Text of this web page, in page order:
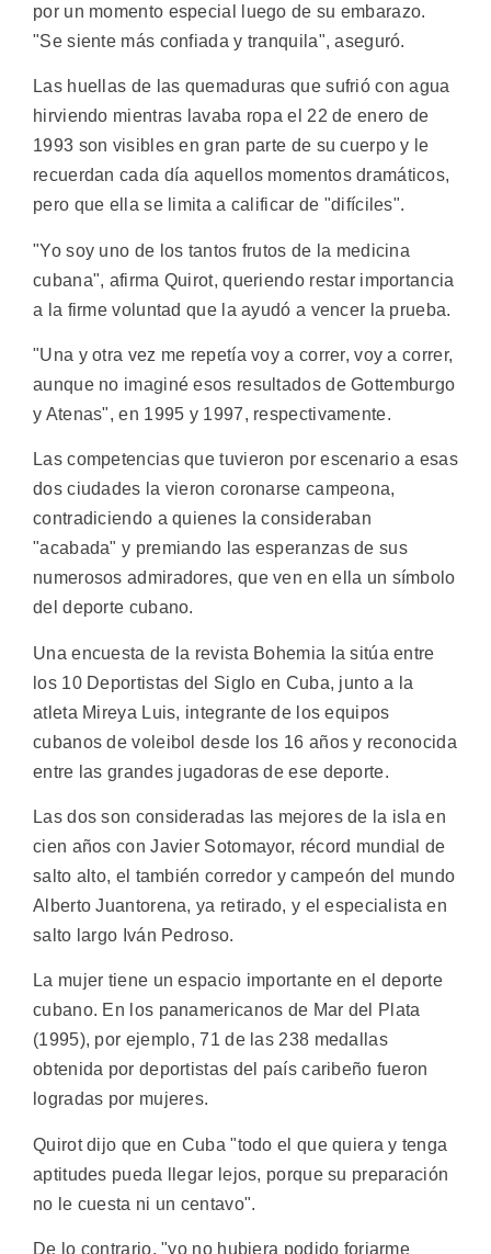
por un momento especial luego de su embarazo.
"Se siente más confiada y tranquila", aseguró.
Las huellas de las quemaduras que sufrió con agua
hirviendo mientras lavaba ropa el 22 de enero de
1993 son visibles en gran parte de su cuerpo y le
recuerdan cada día aquellos momentos dramáticos,
pero que ella se limita a calificar de "difíciles".
"Yo soy uno de los tantos frutos de la medicina
cubana", afirma Quirot, queriendo restar importancia
a la firme voluntad que la ayudó a vencer la prueba.
"Una y otra vez me repetía voy a correr, voy a correr,
aunque no imaginé esos resultados de Gottemburgo
y Atenas", en 1995 y 1997, respectivamente.
Las competencias que tuvieron por escenario a esas
dos ciudades la vieron coronarse campeona,
contradiciendo a quienes la consideraban
"acabada" y premiando las esperanzas de sus
numerosos admiradores, que ven en ella un símbolo
del deporte cubano.
Una encuesta de la revista Bohemia la sitúa entre
los 10 Deportistas del Siglo en Cuba, junto a la
atleta Mireya Luis, integrante de los equipos
cubanos de voleibol desde los 16 años y reconocida
entre las grandes jugadoras de ese deporte.
Las dos son consideradas las mejores de la isla en
cien años con Javier Sotomayor, récord mundial de
salto alto, el también corredor y campeón del mundo
Alberto Juantorena, ya retirado, y el especialista en
salto largo Iván Pedroso.
La mujer tiene un espacio importante en el deporte
cubano. En los panamericanos de Mar del Plata
(1995), por ejemplo, 71 de las 238 medallas
obtenida por deportistas del país caribeño fueron
logradas por mujeres.
Quirot dijo que en Cuba "todo el que quiera y tenga
aptitudes pueda llegar lejos, porque su preparación
no le cuesta ni un centavo".
De lo contrario, "yo no hubiera podido forjarme